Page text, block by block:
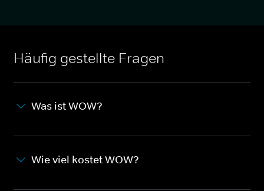
Häufig gestellte Fragen
Was ist WOW?
Wie viel kostet WOW?